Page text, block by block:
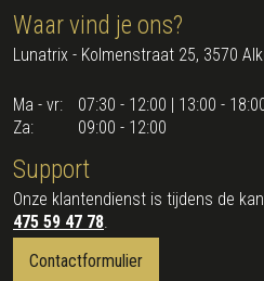
Waar vind je ons?
Lunatrix - Kolmenstraat 25, 3570
Ma - vr:
07:30 - 12:00 | 13:00 -
Za:
09:00 - 12:00
Support
Onze klantendienst is tijdens de
475 59 47 78.
Contactformulier